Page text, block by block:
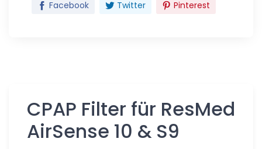
Facebook Twitter Pinterest
CPAP Filter für ResMed
AirSense 10 & S9